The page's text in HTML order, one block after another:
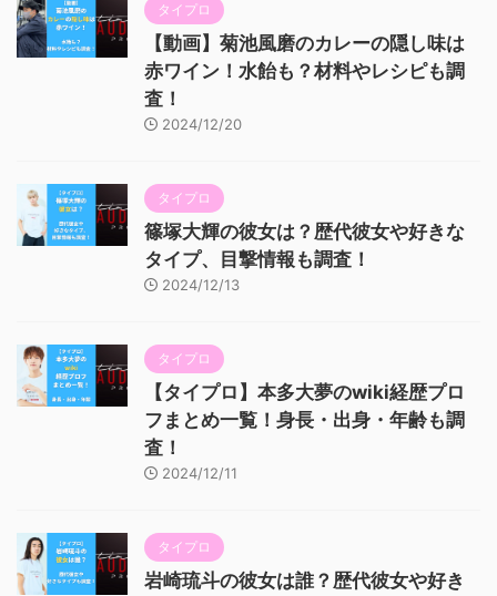
タイプロ
【動画】菊池風磨のカレーの隠し味は
赤ワイン！水飴も？材料やレシピも調
査！
2024/12/20
タイプロ
篠塚大輝の彼女は？歴代彼女や好きな
タイプ、目撃情報も調査！
2024/12/13
タイプロ
【タイプロ】本多大夢のwiki経歴プロ
フまとめ一覧！身長・出身・年齢も調
査！
2024/12/11
タイプロ
岩崎琉斗の彼女は誰？歴代彼女や好き